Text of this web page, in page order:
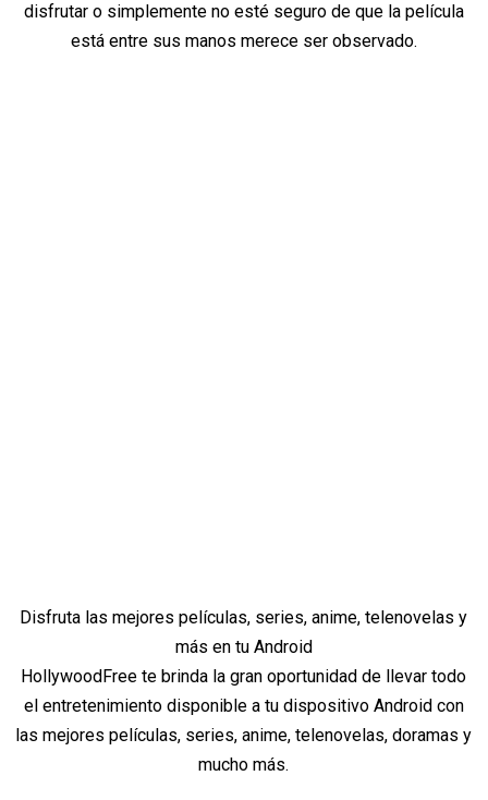
disfrutar o simplemente no esté seguro de que la película
está entre sus manos merece ser observado.
Disfruta las mejores películas, series, anime, telenovelas y
más en tu Android
HollywoodFree te brinda la gran oportunidad de llevar todo
el entretenimiento disponible a tu dispositivo Android con
las mejores películas, series, anime, telenovelas, doramas y
mucho más.